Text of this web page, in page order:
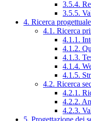
3.5.4.
3.5.5.
4. Ricerca progettuale
4.1. Ricerca
4.1.1.
4.1.2.
4.1.3.
4.1.4.
4.1.5.
4.2. Ricerca
4.2.1.
4.2.2.
4.2.3.
5. Progettazione dei